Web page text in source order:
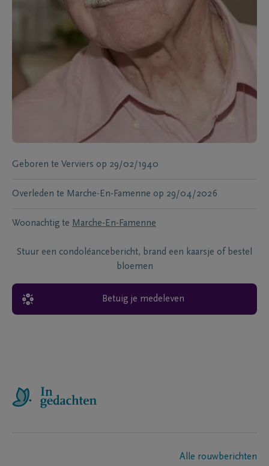
Geboren te Verviers op 29/02/1940
Overleden te Marche-En-Famenne op 29/04/2026
Woonachtig te Marche-En-Famenne
Stuur een condoléancebericht, brand een kaarsje of bestel
bloemen
Betuig je medeleven
Alle rouwberichten